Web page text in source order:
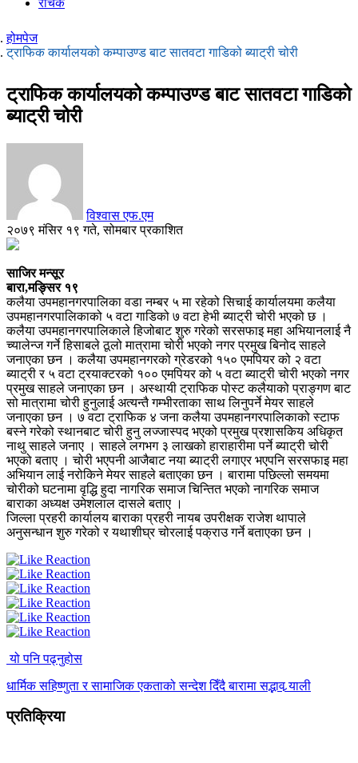
रोचक
होमपेज
ट्राफिक कार्यालयको कम्पाउण्ड बाट सातवटा गाडिको ब्याट्री चोरी
ट्राफिक कार्यालयको कम्पाउण्ड बाट सातवटा गाडिको
ब्याट्री चोरी
विश्वास एफ.एम
२०७९ मंसिर १९ गते, सोमबार प्रकाशित
साजिर मन्सूर
बारा,मङ्सिर १९
कलैया उपमहानगरपालिका वडा नम्बर ५ मा रहेको सिचाई कार्यालयमा कलैया
उपमहानगरपालिकाको ५ वटा गाडिको ७ वटा हेभी ब्याट्री चोरी भएको छ ।
कलैया उपमहानगरपालिकाले हिजोबाट शुरु गरेको सरसफाइ महा अभियानलाई नै
च्यालेन्ज गर्ने हिसाबले ठूलो मात्रामा चोरी भएको नगर प्रमुख बिनोद साहले
जनाएका छन । कलैया उपमहानगरको ग्रेडरको १५० एमपियर को २ वटा
ब्याट्री र ५ वटा ट्रयाक्टरको १०० एमपियर को ५ वटा ब्याट्री चोरी भएको नगर
प्रमुख साहले जनाएका छन । अस्थायी ट्राफिक पोस्ट कलैयाको प्राङ्गण बाट
सो मात्रामा चोरी हुनुलाई अत्यन्तै गम्भीरताका साथ लिनुपर्ने मेयर साहले
जनाएका छन । ७ वटा ट्राफिक ४ जना कलैया उपमहानगरपालिकाको स्टाफ
बस्ने गरेको स्थानबाट चोरी हुनु लज्जास्पद भएको प्रमुख प्रशासकिय अधिकृत
नाथु साहले जनाए । साहले लगभग ३ लाखको हाराहारीमा पर्ने ब्याट्री चोरी
भएको बताए । चोरी भएपनी आजैबाट नया ब्याट्री लगाएर भएपनि सरसफाइ महा
अभियान लाई नरोकिने मेयर साहले बताएका छन । बारामा पछिल्लो समयमा
चोरीको घटनामा वृद्धि हुदा नागरिक समाज चिन्तित भएको नागरिक समाज
बाराका अध्यक्ष उमेशलाल दासले बताए ।
जिल्ला प्रहरी कार्यालय बाराका प्रहरी नायब उपरीक्षक राजेश थापाले
अनुसन्धान शुरु गरेको र यथाशीघ्र चोरलाई पक्राउ गर्ने बताएका छन ।
यो पनि पढ्नुहोस
धार्मिक सहिष्णुता र सामाजिक एकताको सन्देश दिँदै बारामा सद्भाव र्‍याली
प्रतिक्रिया